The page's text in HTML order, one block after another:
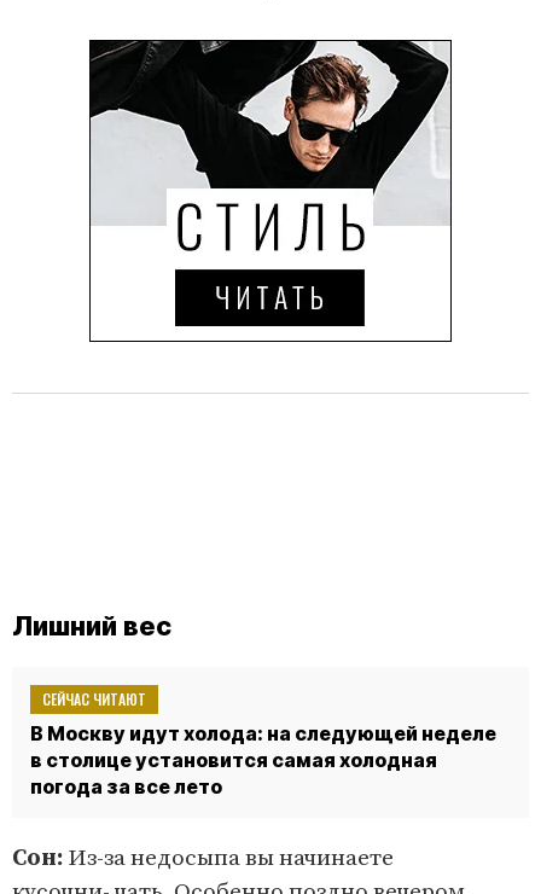
Лишний вес
СЕЙЧАС ЧИТАЮТ
В Москву идут холода: на следующей неделе
в столице установится самая холодная
погода за все лето
Сон: Из-за недосыпа вы начинаете